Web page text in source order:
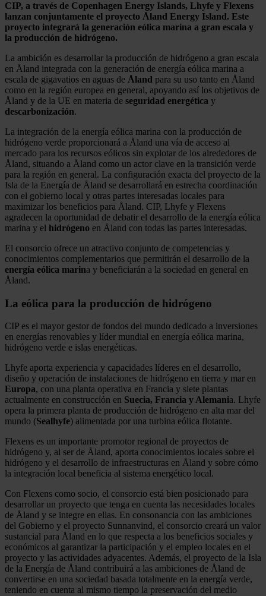
CIP, a través de Copenhagen Energy Islands, Lhyfe y Flexens
lanzan conjuntamente el proyecto Åland Energy Island. Este
proyecto integrará la generación eólica marina a gran escala y
la producción de hidrógeno.
La ambición es desarrollar la producción de hidrógeno a gran escala
en Åland integrada con la generación de energía eólica marina a
escala de gigavatios en aguas de Åland para su uso tanto en Åland
como en la región europea en general, apoyando así los objetivos de
Åland y de la UE en materia de seguridad energética y
descarbonización.
La integración de la energía eólica marina con la producción de
hidrógeno verde proporcionará a Åland una vía de acceso al
mercado para los recursos eólicos sin explotar de los alrededores de
Åland, situando a Åland como un actor clave en la transición verde
para la región en general. La configuración exacta del proyecto de la
Isla de la Energía de Åland se desarrollará en estrecha coordinación
con el gobierno local y otras partes interesadas locales para
maximizar los beneficios para Åland. CIP, Lhyfe y Flexens
agradecen la oportunidad de debatir el desarrollo de la energía eólica
marina y el hidrógeno en Åland con todas las partes interesadas.
El consorcio ofrece un atractivo conjunto de competencias y
conocimientos complementarios que permitirán el desarrollo de la
energía eólica marina y beneficiarán a la sociedad en general en
Åland.
La eólica para la producción de hidrógeno
CIP es el mayor gestor de fondos del mundo dedicado a inversiones
en energías renovables y líder mundial en energía eólica marina,
hidrógeno verde e islas energéticas.
Lhyfe aporta experiencia y capacidades líderes en el desarrollo,
diseño y operación de instalaciones de hidrógeno en tierra y mar en
Europa, con una planta operativa en Francia y siete plantas
actualmente en construcción en Suecia, Francia y Alemania. Lhyfe
opera la primera planta de producción de hidrógeno en alta mar del
mundo (Sealhyfe) alimentada por una turbina eólica flotante.
Flexens es un importante promotor regional de proyectos de
hidrógeno y, al ser de Åland, aporta conocimientos locales sobre el
hidrógeno y el desarrollo de infraestructuras en Åland y sobre cómo
la integración local beneficia al sistema energético local.
Con Flexens como socio, el consorcio está bien posicionado para
desarrollar un proyecto que tenga en cuenta las necesidades locales
de Åland y se integre en ellas. En consonancia con las ambiciones
del Gobierno y el proyecto Sunnanvind, el consorcio creará un valor
sustancial para Åland en lo que respecta a los beneficios sociales y
económicos al garantizar la participación y el empleo locales en el
proyecto y las actividades adyacentes. Además, el proyecto de la Isla
de la Energía de Åland contribuirá a las ambiciones de Åland de
convertirse en una sociedad basada totalmente en la energía verde,
teniendo en cuenta al mismo tiempo la preservación del medio